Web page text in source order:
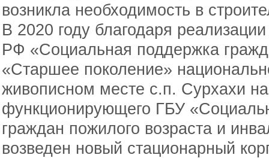
возникла необходимость в
В 2020 году благодаря
РФ «Социальная поддержка
«Старшее поколение»
живописном месте с.п. Сурхахи
функционирующего ГБУ
граждан пожилого возраста и
возведен новый стационарный